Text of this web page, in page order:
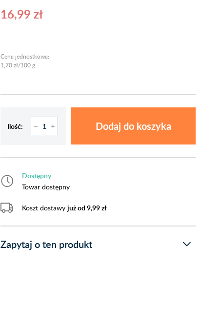
16,99 zł
Cena jednostkowa:
1,70 zł/100 g
Ilość: Dodaj do koszyka
Dostępny
Towar dostępny
Koszt dostawy już od 9,99 zł
Zapytaj o ten produkt